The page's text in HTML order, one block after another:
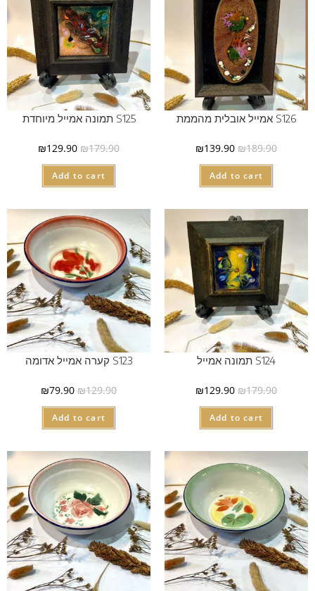
S126 אמייל אובלית מהממת
₪189.90
₪139.90
Add to cart
S125 תמונה אמייל מיוחדת
₪179.90
₪129.90
Add to cart
S124 תמונה אמייל
₪179.90
₪129.90
Add to cart
S123 קערה אמייל אדומה
₪129.90
₪79.90
Add to cart